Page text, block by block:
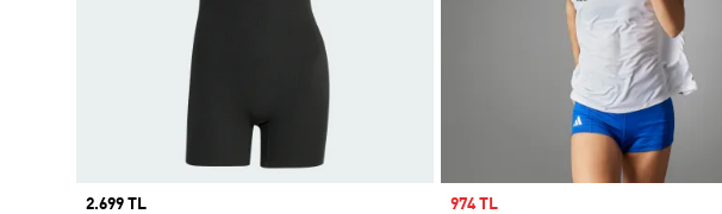
Price
2.699 TL
Sale price
974 TL